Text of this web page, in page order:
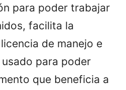
para poder trabajar
facilita la
de manejo e
para poder
que beneficia a